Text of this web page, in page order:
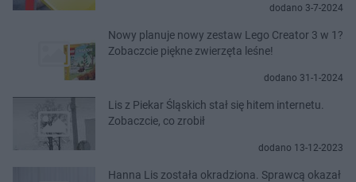
dodano 3-7-2024
Nowy planuje nowy zestaw Lego Creator 3 w 1?
Zobaczcie piękne zwierzęta leśne!
dodano 31-1-2024
Lis z Piekar Śląskich stał się hitem internetu.
Zobaczcie, co zrobił
dodano 13-12-2023
Hanna Lis została okradziona. Sprawcą okazał